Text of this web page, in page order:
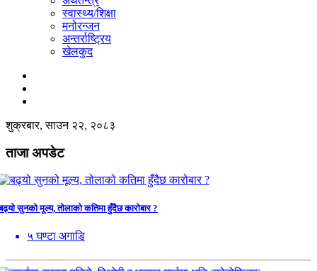
स्वास्थ्य/शिक्षा
मनोरन्जन
अन्तर्राष्ट्रिय
खेलकुद
शुक्रबार, साउन २२, २०८३
ताजा अपडेट
सुनको मूल्य, तोलाको कतिमा हुँदैछ कारोबार ?
५ घण्टा अगाडि